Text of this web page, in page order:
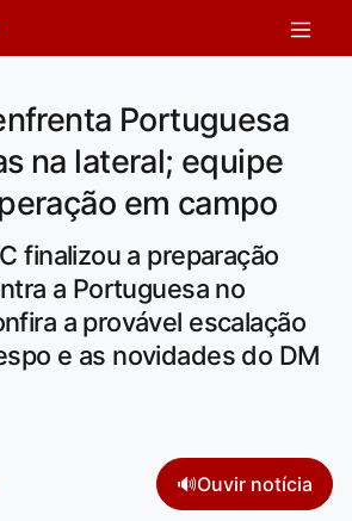
Portuguesa
na lateral; equipe
em campo
finalizou a preparação
a Portuguesa no
a provável escalação
e as novidades do DM
🔊Ouvir notícia